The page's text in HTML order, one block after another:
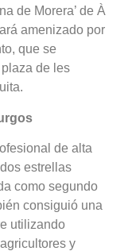
de Morera’ de À
amenizado por
que se
de les
de alta
estrellas
como segundo
consiguió una
utilizando
y